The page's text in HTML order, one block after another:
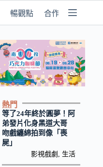
暢觀點 合作媒體
熱門
等了24年終於圓夢！阿
弟發片化身黑道大哥
吻戲纏綿拍到像「喪
屍」
影視戲劇 生活